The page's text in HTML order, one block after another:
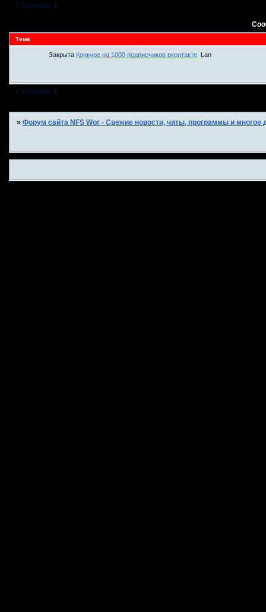
Страница: 1
Тема
Закрыта Конкурс на 1000 подписчиков вконтакте Lan
Страница: 1
»Форум сайта NFS Wor - Свежие новости, читы, программы и многое